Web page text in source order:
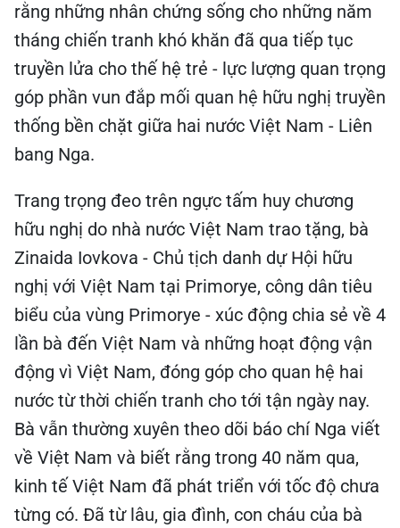
rằng những nhân chứng sống cho những năm
tháng chiến tranh khó khăn đã qua tiếp tục
truyền lửa cho thế hệ trẻ - lực lượng quan trọng
góp phần vun đắp mối quan hệ hữu nghị truyền
thống bền chặt giữa hai nước Việt Nam - Liên
bang Nga.
Trang trọng đeo trên ngực tấm huy chương
hữu nghị do nhà nước Việt Nam trao tặng, bà
Zinaida Iovkova - Chủ tịch danh dự Hội hữu
nghị với Việt Nam tại Primorye, công dân tiêu
biểu của vùng Primorye - xúc động chia sẻ về 4
lần bà đến Việt Nam và những hoạt động vận
động vì Việt Nam, đóng góp cho quan hệ hai
nước từ thời chiến tranh cho tới tận ngày nay.
Bà vẫn thường xuyên theo dõi báo chí Nga viết
về Việt Nam và biết rằng trong 40 năm qua,
kinh tế Việt Nam đã phát triển với tốc độ chưa
từng có. Đã từ lâu, gia đình, con cháu của bà